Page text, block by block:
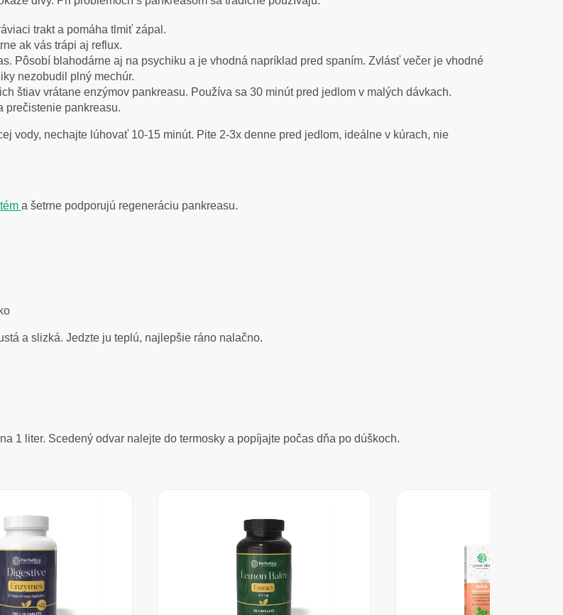
trakt a pomáha tlmiť zápal.
ak vás trápi aj reflux.
Pôsobí blahodárne aj na psychiku a je vhodná napríklad pred spaním. Zvlásť večer je vhodné
nezobudil plný mechúr.
štiav vrátane enzýmov pankreasu. Používa sa 30 minút pred jedlom v malých dávkach.
prečistenie pankreasu.
vody, nechajte lúhovať 10-15 minút. Pite 2-3x denne pred jedlom, ideálne v kúrach, nie
a šetrne podporujú regeneráciu pankreasu.
a slizká. Jedzte ju teplú, najlepšie ráno nalačno.
1 liter. Scedený odvar nalejte do termosky a popíjajte počas dňa po dúškoch.